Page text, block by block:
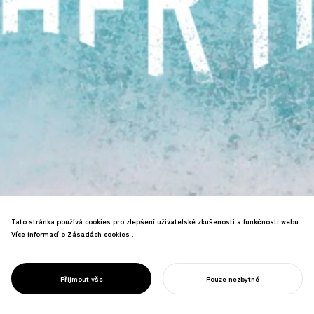
PROJECT
MATKA OCEÁN
propojením našich pocitů k moři s
mateřskou láskou.
Tato stránka používá cookies pro zlepšení uživatelské zkušenosti a funkčnosti webu.
Více informací o Zásadách cookies
Zásadách cookies .
Přijmout vše Pouze nezbytné